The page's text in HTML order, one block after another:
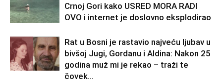
Crnoj Gori kako USRED MORA RADI
OVO i internet je doslovno eksplodirao
Rat u Bosni je rastavio najveću ljubav u
bivšoj Jugi, Gordanu i Aldina: Nakon 25
godina muž mi je rekao – traži te
čovek...